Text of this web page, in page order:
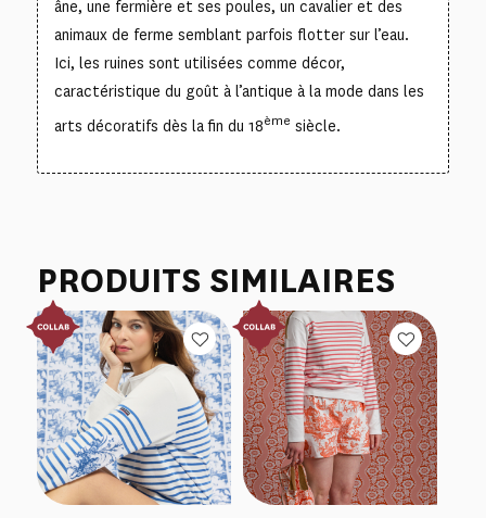
âne, une fermière et ses poules, un cavalier et des
animaux de ferme semblant parfois flotter sur l’eau.
Ici, les ruines sont utilisées comme décor,
caractéristique du goût à l’antique à la mode dans les
arts décoratifs dès la fin du 18ème siècle.
PRODUITS SIMILAIRES